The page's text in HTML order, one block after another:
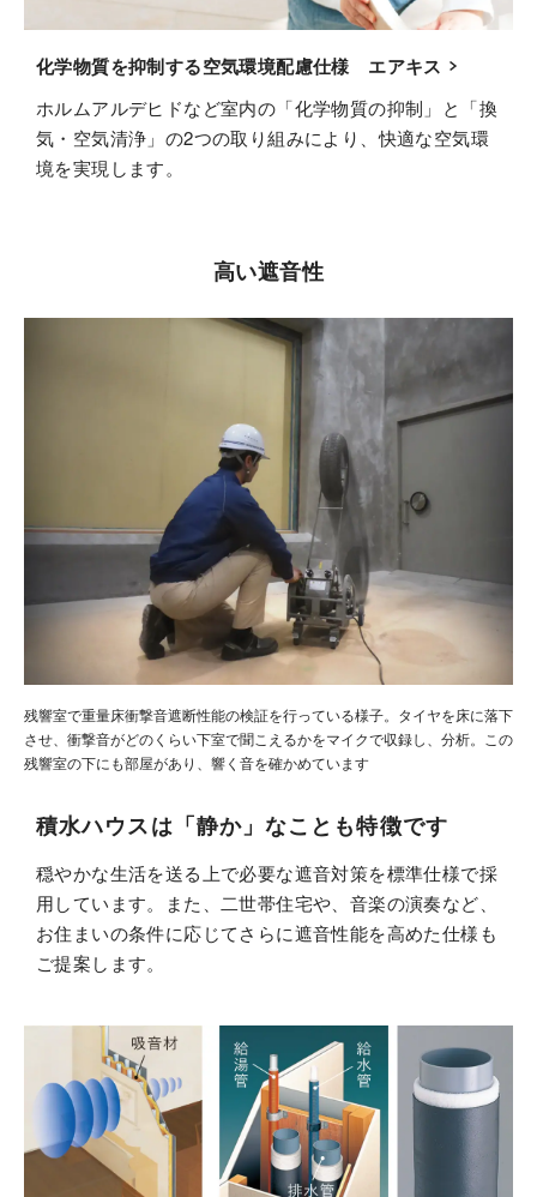
化学物質を抑制する空気環境配慮仕様 エアキス
ホルムアルデヒドなど室内の「化学物質の抑制」と「換
気・空気清浄」の2つの取り組みにより、快適な空気環
境を実現します。
高い遮音性
残響室で重量床衝撃音遮断性能の検証を行っている様子。タイヤを床に落下
させ、衝撃音がどのくらい下室で聞こえるかをマイクで収録し、分析。この
残響室の下にも部屋があり、響く音を確かめています
積水ハウスは「静か」なことも特徴です
穏やかな生活を送る上で必要な遮音対策を標準仕様で採
用しています。また、二世帯住宅や、音楽の演奏など、
お住まいの条件に応じてさらに遮音性能を高めた仕様も
ご提案します。